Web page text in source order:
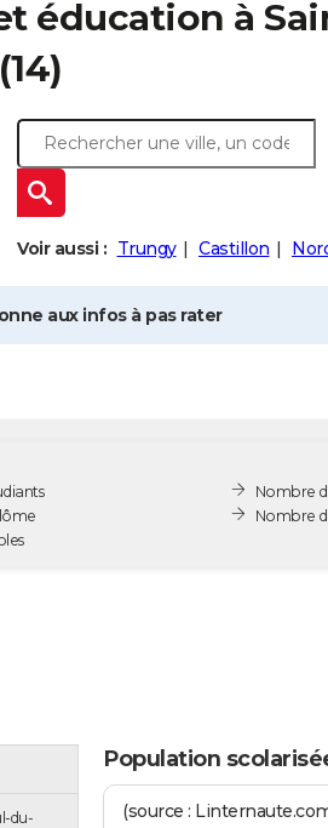
éducation à
Voir aussi : Trungy Castillon
aux infos à pas rater
Nombre
Nombre
du-
Population
(source :